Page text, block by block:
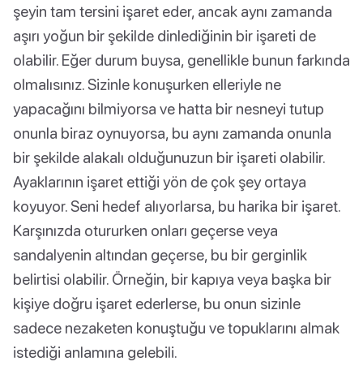
şeyin tam tersini işaret eder, ancak aynı zamanda
aşırı yoğun bir şekilde dinlediğinin bir işareti de
olabilir. Eğer durum buysa, genellikle bunun farkında
olmalısınız. Sizinle konuşurken elleriyle ne
yapacağını bilmiyorsa ve hatta bir nesneyi tutup
onunla biraz oynuyorsa, bu aynı zamanda onunla
bir şekilde alakalı olduğunuzun bir işareti olabilir.
Ayaklarının işaret ettiği yön de çok şey ortaya
koyuyor. Seni hedef alıyorlarsa, bu harika bir işaret.
Karşınızda otururken onları geçerse veya
sandalyenin altından geçerse, bu bir gerginlik
belirtisi olabilir. Örneğin, bir kapıya veya başka bir
kişiye doğru işaret ederlerse, bu onun sizinle
sadece nezaketen konuştuğu ve topuklarını almak
istediği anlamına gelebili.